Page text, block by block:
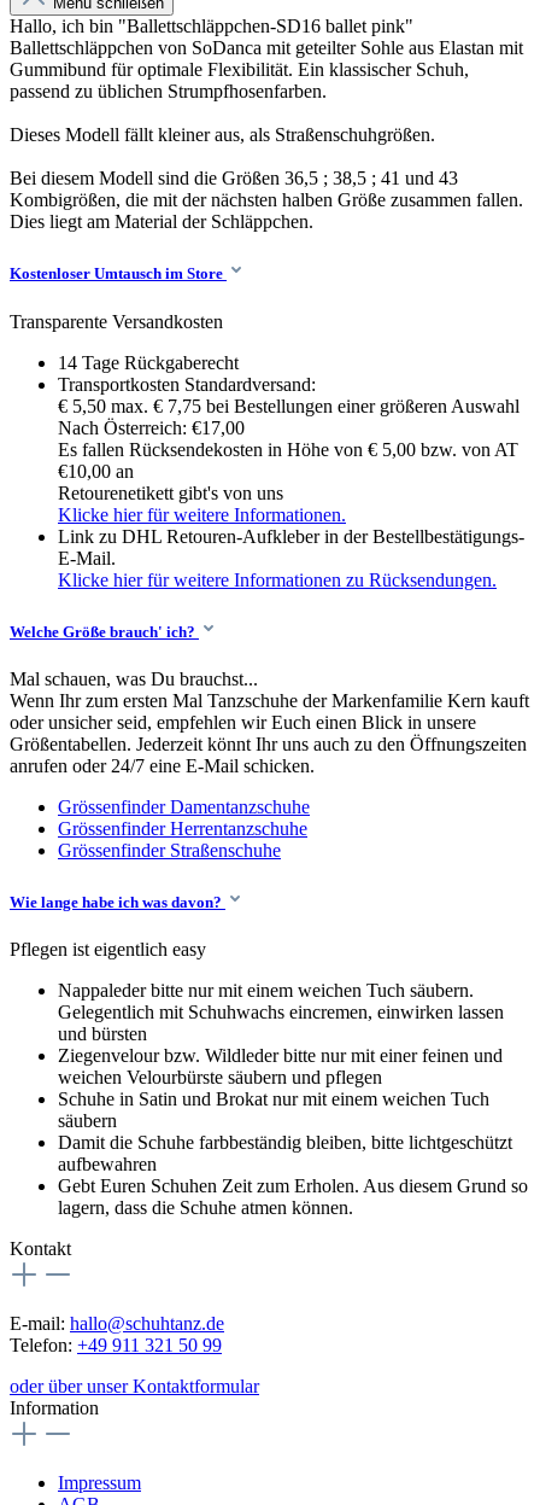
Hallo, ich bin "Ballettschläppchen-SD16 ballet pink"
Ballettschläppchen von SoDanca mit geteilter Sohle aus Elastan mit
Gummibund für optimale Flexibilität. Ein klassischer Schuh,
passend zu üblichen Strumpfhosenfarben.
Dieses Modell fällt kleiner aus, als Straßenschuhgrößen.
Bei diesem Modell sind die Größen 36,5 ; 38,5 ; 41 und 43
Kombigrößen, die mit der nächsten halben Größe zusammen fallen.
Dies liegt am Material der Schläppchen.
Kostenloser Umtausch im Store
Transparente Versandkosten
14 Tage Rückgaberecht
Transportkosten Standardversand:
€ 5,50 max. € 7,75 bei Bestellungen einer größeren Auswahl
Nach Österreich: €17,00
Es fallen Rücksendekosten in Höhe von € 5,00 bzw. von AT
€10,00 an
Retourenetikett gibt's von uns
Klicke hier für weitere Informationen.
Link zu DHL Retouren-Aufkleber in der Bestellbestätigungs-
E-Mail.
Klicke hier für weitere Informationen zu Rücksendungen.
Welche Größe brauch' ich?
Mal schauen, was Du brauchst...
Wenn Ihr zum ersten Mal Tanzschuhe der Markenfamilie Kern kauft
oder unsicher seid, empfehlen wir Euch einen Blick in unsere
Größentabellen. Jederzeit könnt Ihr uns auch zu den Öffnungszeiten
anrufen oder 24/7 eine E-Mail schicken.
Grössenfinder Damentanzschuhe
Grössenfinder Herrentanzschuhe
Grössenfinder Straßenschuhe
Wie lange habe ich was davon?
Pflegen ist eigentlich easy
Nappaleder bitte nur mit einem weichen Tuch säubern.
Gelegentlich mit Schuhwachs eincremen, einwirken lassen
und bürsten
Ziegenvelour bzw. Wildleder bitte nur mit einer feinen und
weichen Velourbürste säubern und pflegen
Schuhe in Satin und Brokat nur mit einem weichen Tuch
säubern
Damit die Schuhe farbbeständig bleiben, bitte lichtgeschützt
aufbewahren
Gebt Euren Schuhen Zeit zum Erholen. Aus diesem Grund so
lagern, dass die Schuhe atmen können.
Kontakt
E-mail: hallo@schuhtanz.de
Telefon: +49 911 321 50 99
oder über unser Kontaktformular
Information
Impressum